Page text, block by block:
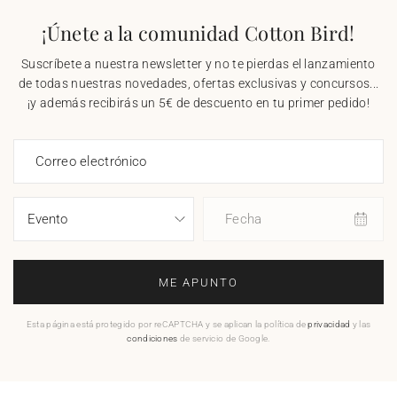
¡Únete a la comunidad Cotton Bird!
Suscríbete a nuestra newsletter y no te pierdas el lanzamiento
de todas nuestras novedades, ofertas exclusivas y concursos...
¡y además recibirás un 5€ de descuento en tu primer pedido!
Correo electrónico
Fecha
ME APUNTO
Esta página está protegido por reCAPTCHA y se aplican la política deprivacidad y las
condiciones de servicio de Google.